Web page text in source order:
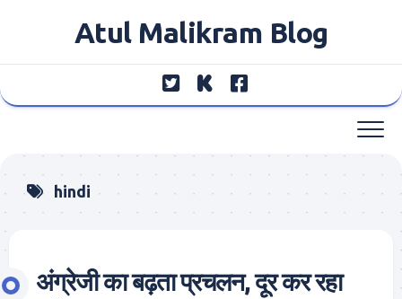
Atul Malikram Blog
hindi
अंग्रेजी का बढ़ता प्रचलन, दूर कर रहा